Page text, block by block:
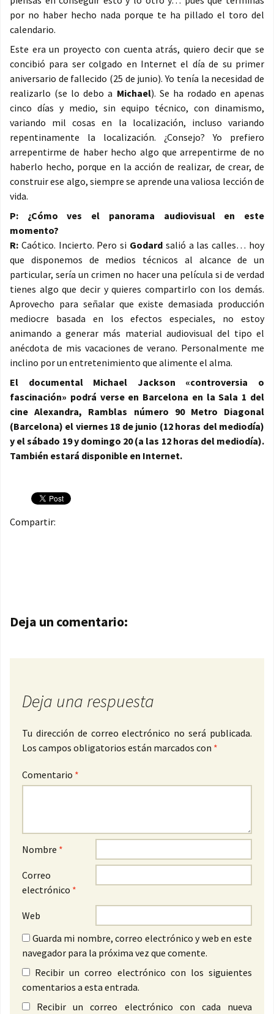
por no haber hecho nada porque te ha pillado el toro del
calendario.
Este era un proyecto con cuenta atrás, quiero decir que se
concibió para ser colgado en Internet el día de su primer
aniversario de fallecido (25 de junio). Yo tenía la necesidad de
realizarlo (se lo debo a Michael). Se ha rodado en apenas
cinco días y medio, sin equipo técnico, con dinamismo,
variando mil cosas en la localización, incluso variando
repentinamente la localización. ¿Consejo? Yo prefiero
arrepentirme de haber hecho algo que arrepentirme de no
haberlo hecho, porque en la acción de realizar, de crear, de
construir ese algo, siempre se aprende una valiosa lección de
vida.
P: ¿Cómo ves el panorama audiovisual en este
momento?
R: Caótico. Incierto. Pero si Godard salió a las calles… hoy
que disponemos de medios técnicos al alcance de un
particular, sería un crimen no hacer una película si de verdad
tienes algo que decir y quieres compartirlo con los demás.
Aprovecho para señalar que existe demasiada producción
mediocre basada en los efectos especiales, no estoy
animando a generar más material audiovisual del tipo el
anécdota de mis vacaciones de verano. Personalmente me
inclino por un entretenimiento que alimente el alma.
El documental Michael Jackson «controversia o
fascinación» podrá verse en Barcelona en la Sala 1 del
cine Alexandra, Ramblas número 90 Metro Diagonal
(Barcelona) el viernes 18 de junio (12 horas del mediodía)
y el sábado 19 y domingo 20 (a las 12 horas del mediodía).
También estará disponible en Internet.
Compartir:
Navegación de entradas
Deja un comentario:
Deja una respuesta
Tu dirección de correo electrónico no será publicada.
Los campos obligatorios están marcados con *
Comentario *
Nombre *
Correo
electrónico *
Web
Guarda mi nombre, correo electrónico y web en este
navegador para la próxima vez que comente.
Recibir un correo electrónico con los siguientes
comentarios a esta entrada.
Recibir un correo electrónico con cada nueva